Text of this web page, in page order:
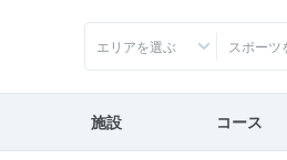
エリアを選ぶ スポーツ
施設 コース